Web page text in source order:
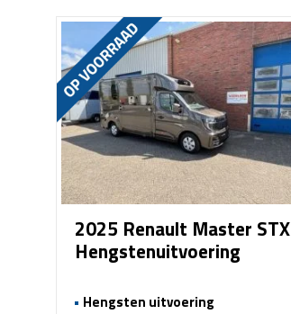
2025 Renault Master STX
Hengstenuitvoering
Hengsten uitvoering